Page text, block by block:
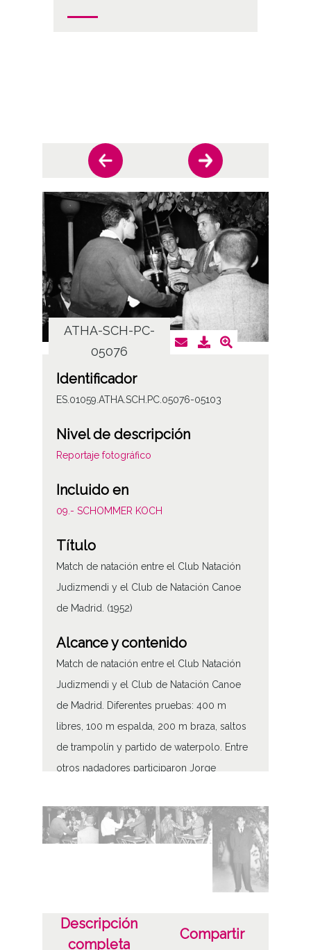
ATHA-SCH-PC-
05076
Identificador
ES.01059.ATHA.SCH.PC.05076-05103
Nivel de descripción
Reportaje fotográfico
Incluido en
09.- SCHOMMER KOCH
Título
Match de natación entre el Club Natación
Judizmendi y el Club de Natación Canoe
de Madrid. (1952)
Alcance y contenido
Match de natación entre el Club Natación
Judizmendi y el Club de Natación Canoe
de Madrid. Diferentes pruebas: 400 m
libres, 100 m espalda, 200 m braza, saltos
de trampolín y partido de waterpolo. Entre
otros nadadores participaron Jorge
campeón de España de saltos de trampolín
Peitavi y el saltador local Albaina
Fecha
19520803
Descripción
completa
Compartir